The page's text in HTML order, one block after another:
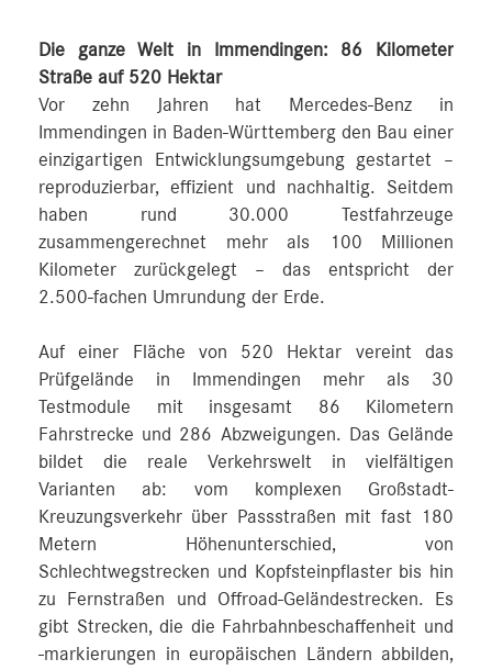
Die ganze Welt in Immendingen: 86 Kilometer
Straße auf 520 Hektar
Vor zehn Jahren hat Mercedes-Benz in
Immendingen in Baden-Württemberg den Bau einer
einzigartigen Entwicklungsumgebung gestartet –
reproduzierbar, effizient und nachhaltig. Seitdem
haben rund 30.000 Testfahrzeuge
zusammengerechnet mehr als 100 Millionen
Kilometer zurückgelegt – das entspricht der
2.500‑fachen Umrundung der Erde.
Auf einer Fläche von 520 Hektar vereint das
Prüfgelände in Immendingen mehr als 30
Testmodule mit insgesamt 86 Kilometern
Fahrstrecke und 286 Abzweigungen. Das Gelände
bildet die reale Verkehrswelt in vielfältigen
Varianten ab: vom komplexen Großstadt-
Kreuzungsverkehr über Passstraßen mit fast 180
Metern Höhenunterschied, von
Schlechtwegstrecken und Kopfsteinpflaster bis hin
zu Fernstraßen und Offroad-Geländestrecken. Es
gibt Strecken, die die Fahrbahnbeschaffenheit und
-markierungen in europäischen Ländern abbilden,